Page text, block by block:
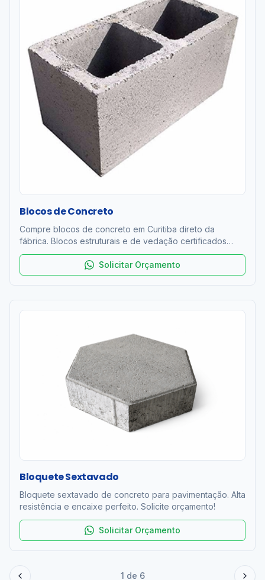
Blocos de Concreto
Compre blocos de concreto em Curitiba direto da
fábrica. Blocos estruturais e de vedação certificados
ABNT NBR 6136. Resistência 4 a 12 MPa. Entrega rápida
na RMC. Orçamento grátis!Solicitar Orçamento
Bloquete Sextavado
Bloquete sextavado de concreto para pavimentação. Alta
resistência e encaixe perfeito. Solicite orçamento!
Solicitar Orçamento
1 de 6